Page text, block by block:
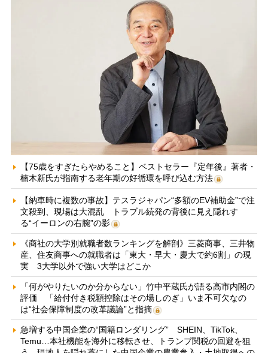
【75歳をすぎたらやめること】ベストセラー『定年後』著者・
楠木新氏が指南する老年期の好循環を呼び込む方法
【納車時に複数の事故】テスラジャパン“多額のEV補助金”で注
文殺到、現場は大混乱 トラブル続発の背後に見え隠れす
る“イーロンの右腕”の影
《商社の大学別就職者数ランキングを解剖》三菱商事、三井物
産、住友商事への就職者は「東大・早大・慶大で約6割」の現
実 3大学以外で強い大学はどこか
「何がやりたいのか分からない」竹中平蔵氏が語る高市内閣の
評価 「給付付き税額控除はその場しのぎ」いま不可欠なの
は“社会保障制度の改革議論”と指摘
急増する中国企業の“国籍ロンダリング” SHEIN、TikTok、
Temu…本社機能を海外に移転させ、トランプ関税の回避を狙